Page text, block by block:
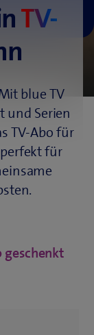
TV-
blue TV
und Serien
TV-Abo für
für
geschenkt